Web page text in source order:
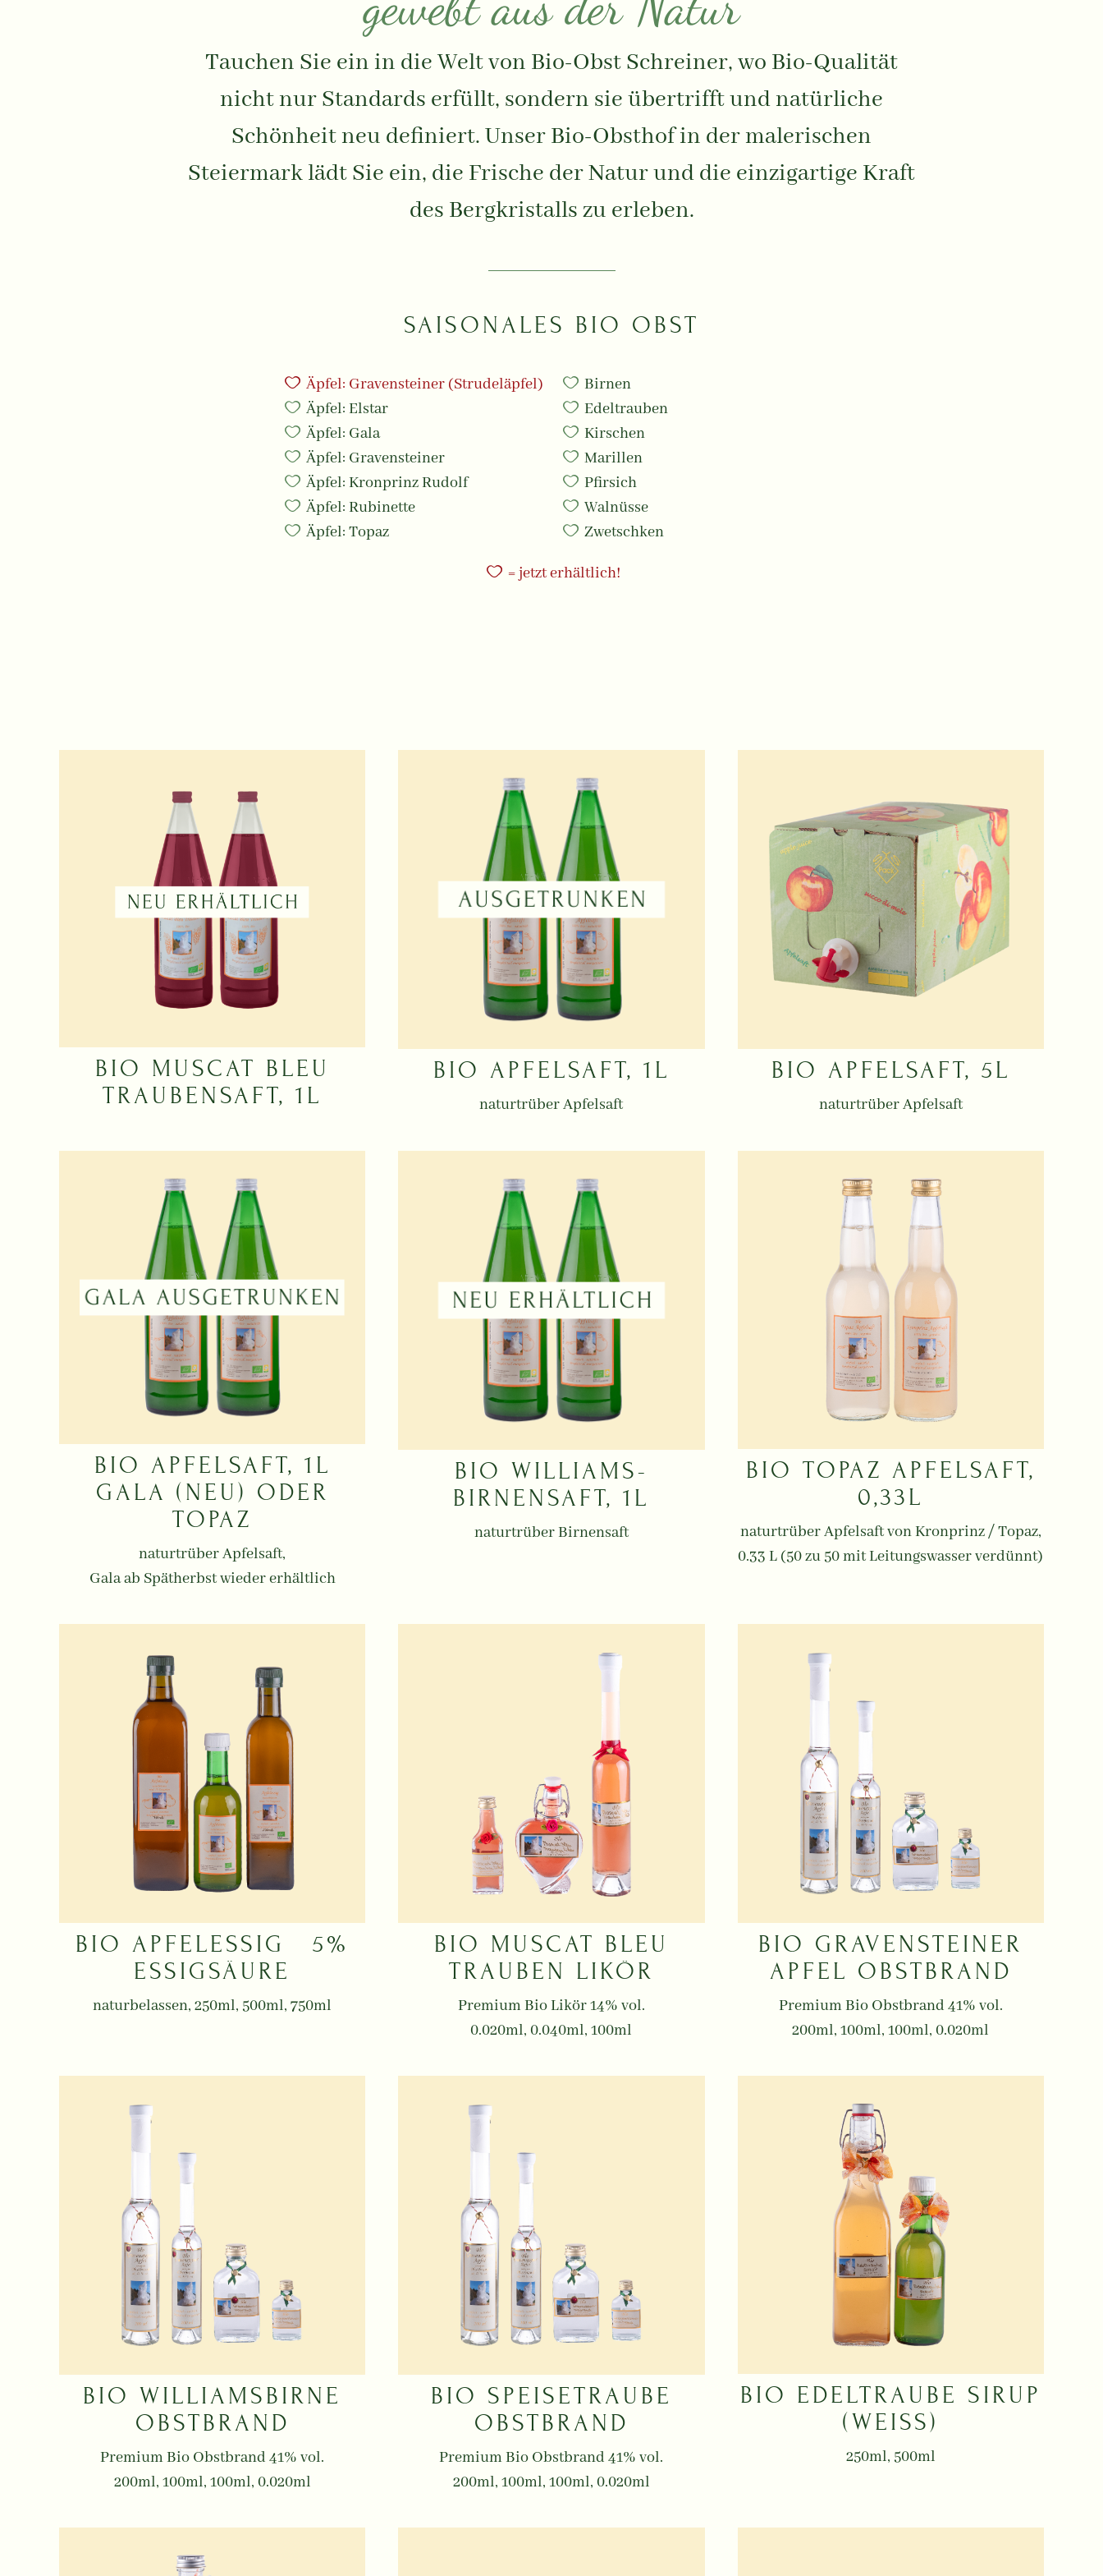
Tauchen Sie ein in die Welt von Bio-Obst Schreiner, wo Bio-Qualität
nicht nur Standards erfüllt, sondern sie übertrifft und natürliche
Schönheit neu definiert. Unser Bio-Obsthof in der malerischen
Steiermark lädt Sie ein, die Frische der Natur und die einzigartige Kraft
des Bergkristalls zu erleben.
SAISONALES BIO OBST
Äpfel: Gravensteiner (Strudeläpfel)
Äpfel: Elstar
Äpfel: Gala
Äpfel: Gravensteiner
Äpfel: Kronprinz Rudolf
Äpfel: Rubinette
Äpfel: Topaz
Birnen
Edeltrauben
Kirschen
Marillen
Pfirsich
Walnüsse
Zwetschken
= jetzt erhältlich!
BIO MUSCAT BLEU
TRAUBENSAFT, 1L
BIO APFELSAFT, 1L
naturtrüber Apfelsaft
BIO APFELSAFT, 5L
naturtrüber Apfelsaft
BIO APFELSAFT, 1L
GALA (NEU) ODER
TOPAZ
naturtrüber Apfelsaft,
Gala ab Spätherbst wieder erhältlich
BIO WILLIAMS-
BIRNENSAFT, 1L
naturtrüber Birnensaft
BIO TOPAZ APFELSAFT,
0,33L
naturtrüber Apfelsaft von Kronprinz / Topaz,
0.33 L (50 zu 50 mit Leitungswasser verdünnt)
BIO APFELESSIG 5%
ESSIGSÄURE
naturbelassen, 250ml, 500ml, 750ml
BIO MUSCAT BLEU
TRAUBEN LIKÖR
Premium Bio Likör 14% vol.
0.020ml, 0.040ml, 100ml
BIO GRAVENSTEINER
APFEL OBSTBRAND
Premium Bio Obstbrand 41% vol.
200ml, 100ml, 100ml, 0.020ml
BIO WILLIAMSBIRNE
OBSTBRAND
Premium Bio Obstbrand 41% vol.
200ml, 100ml, 100ml, 0.020ml
BIO SPEISETRAUBE
OBSTBRAND
Premium Bio Obstbrand 41% vol.
200ml, 100ml, 100ml, 0.020ml
BIO EDELTRAUBE SIRUP
(WEISS)
250ml, 500ml